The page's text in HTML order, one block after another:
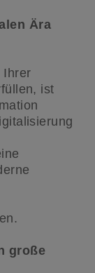
Ära
Ihrer
ist
große